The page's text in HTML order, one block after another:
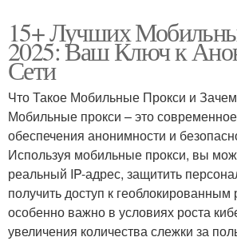
15+ Лучших
2025: Ваш Ключ к
Сети
Что Такое Мобильные Прокси и
Мобильные прокси – это
обеспечения анонимности и
Используя мобильные прокси, вы
реальный IP-адрес, защитить
получить доступ к
особенно важно в условиях роста
увеличения количества слежки за